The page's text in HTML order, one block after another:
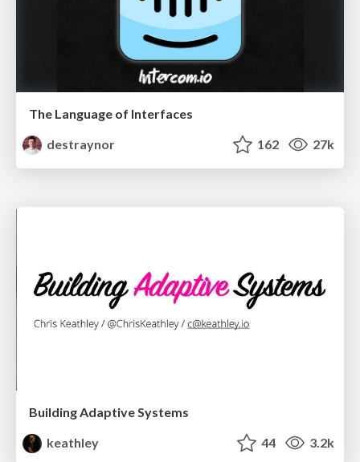
The Language of Interfaces
destraynor
162 27k
Building Adaptive Systems
keathley
44 3.2k